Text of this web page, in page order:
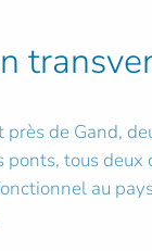
près de Gand,
ponts, tous
au